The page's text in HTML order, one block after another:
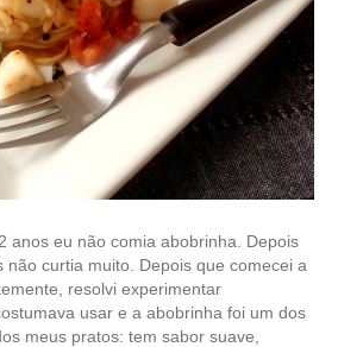
anos eu não comia abobrinha. Depois
não curtia muito. Depois que comecei a
resolvi experimentar
usar e a abobrinha foi um dos
meus pratos: tem sabor suave,